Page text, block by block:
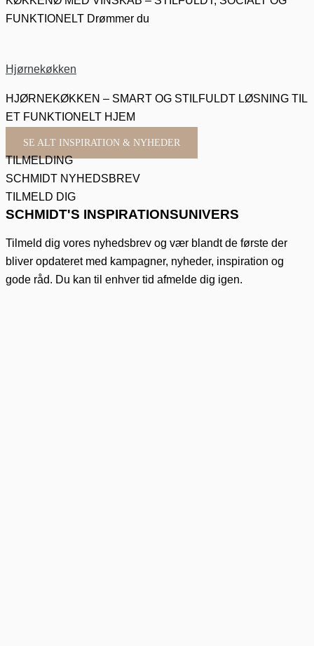
FUNKTIONELT Drømmer du
Hjørnekøkken
HJØRNEKØKKEN – SMART OG STILFULDT LØSNING TIL
ET FUNKTIONELT HJEM
SE ALT INSPIRATION & NYHEDER
TILMELDING
SCHMIDT NYHEDSBREV
TILMELD DIG
SCHMIDT'S INSPIRATIONSUNIVERS
Tilmeld dig vores nyhedsbrev og vær blandt de første der
bliver opdateret med kampagner, nyheder, inspiration og
gode råd. Du kan til enhver tid afmelde dig igen.